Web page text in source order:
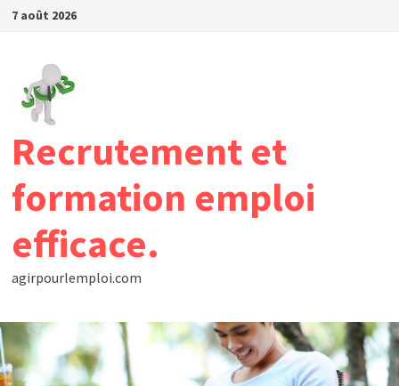
Passer
contenu
7 août 2026
Recrutement et
formation emploi
efficace.
agirpourlemploi.com